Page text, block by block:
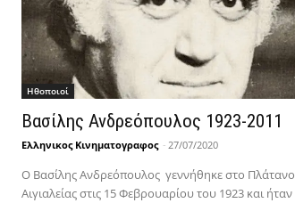
Hθοποιοί
Βασίλης Ανδρεόπουλος 1923-2011
Ελληνικος Κινηματογραφος - 27/07/2020
Ο Βασίλης Ανδρεόπουλος γεννήθηκε στο Πλάτανο
Αιγιαλείας στις 15 Φεβρουαρίου του 1923 και ήταν